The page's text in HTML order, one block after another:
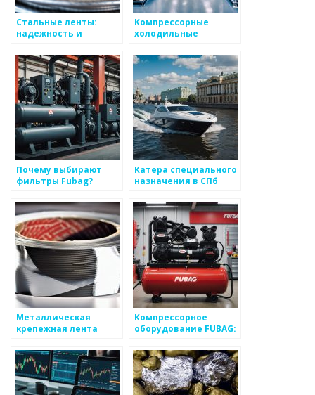
Стальные ленты:
надежность и
различных задач
Компрессорные
холодильные
Почему выбирают
фильтры Fubag?
Катера специального
назначения в СПб
Металлическая
крепежная лента
Компрессорное
оборудование FUBAG:
Петербурге по
доступным ценам